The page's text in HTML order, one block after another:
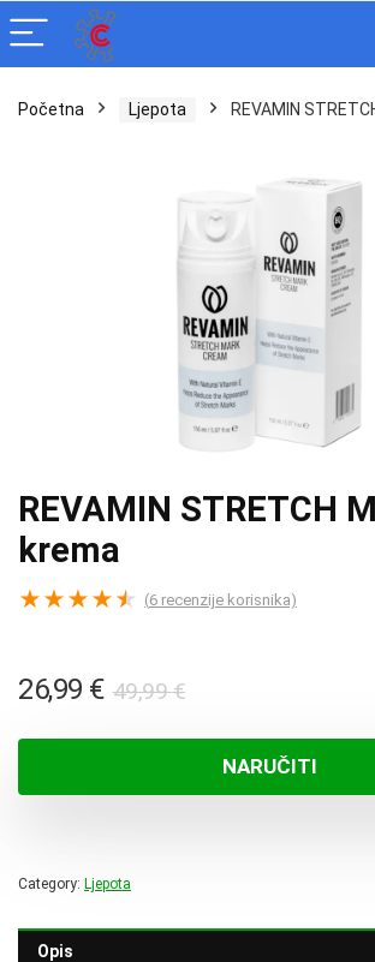
Početna Ljepota REVAMIN
REVAMIN STRETCH
krema
★★★★★ (6 recenzije korisnika)
49,99€Izvorna
bila
je:
26,99 €
Trenutna
26,99 €.
NARUČITI
Category: Ljepota
Opis